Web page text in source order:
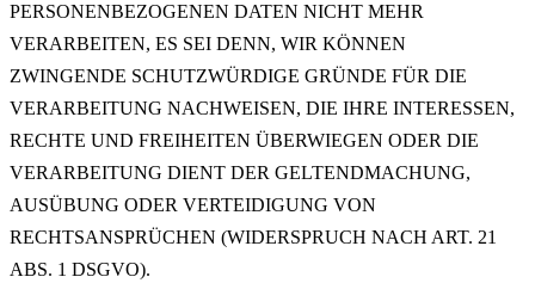
PERSONENBEZOGENEN DATEN NICHT MEHR
VERARBEITEN, ES SEI DENN, WIR KÖNNEN
ZWINGENDE SCHUTZWÜRDIGE GRÜNDE FÜR DIE
VERARBEITUNG NACHWEISEN, DIE IHRE INTERESSEN,
RECHTE UND FREIHEITEN ÜBERWIEGEN ODER DIE
VERARBEITUNG DIENT DER GELTENDMACHUNG,
AUSÜBUNG ODER VERTEIDIGUNG VON
RECHTSANSPRÜCHEN (WIDERSPRUCH NACH ART. 21
ABS. 1 DSGVO).